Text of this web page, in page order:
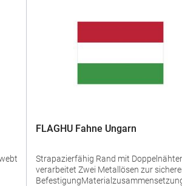
FLAGHU Fahne Ungarn
Strapazierfähig Rand mit Doppelnähten
verarbeitet Zwei Metallösen zur sicheren